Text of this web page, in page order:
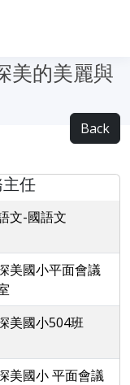
美的美麗與
Back
任
文-國語文
美國小平面會議
美國小504班
美國小 平面會議